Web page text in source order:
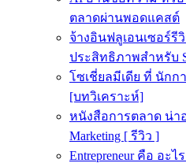
ตลาดผ่านพอดแคสต์
จ้างอินฟลูเอนเซอร์
ประสิทธิภาพสำหรับ
โซเชี่ยลมีเดีย ที่ นักก
[บทวิเคราะห์]
หนังสือการตลาด น่า
Marketing [ รีวิว ]
Entrepreneur คือ อะ